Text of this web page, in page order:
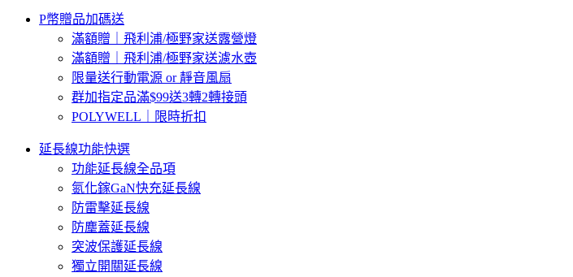
P幣贈品加碼送
滿額贈｜飛利浦/極野家送露營燈
滿額贈｜飛利浦/極野家送濾水壺
限量送行動電源 or 靜音風扇
群加指定品滿$99送3轉2轉接頭
POLYWELL｜限時折扣
延長線功能快選
功能延長線全品項
氮化鎵GaN快充延長線
防雷擊延長線
防塵蓋延長線
突波保護延長線
獨立開關延長線